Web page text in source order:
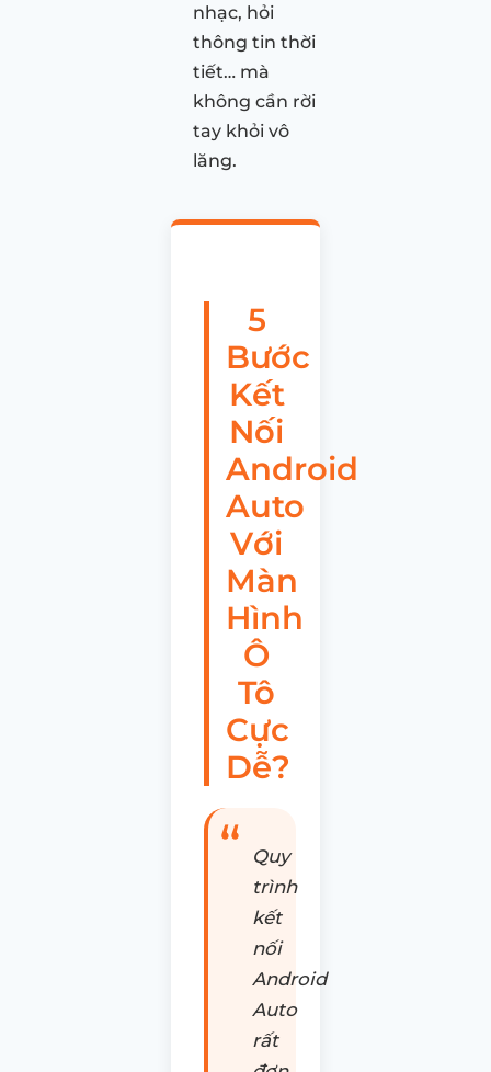
nhạc, hỏi
thông tin thời
tiết… mà
không cần rời
tay khỏi vô
lăng.
5
Bước
Kết
Nối
Android
Auto
Với
Màn
Hình
Ô
Tô
Cực
Dễ?
Quy
trình
kết
nối
Android
Auto
rất